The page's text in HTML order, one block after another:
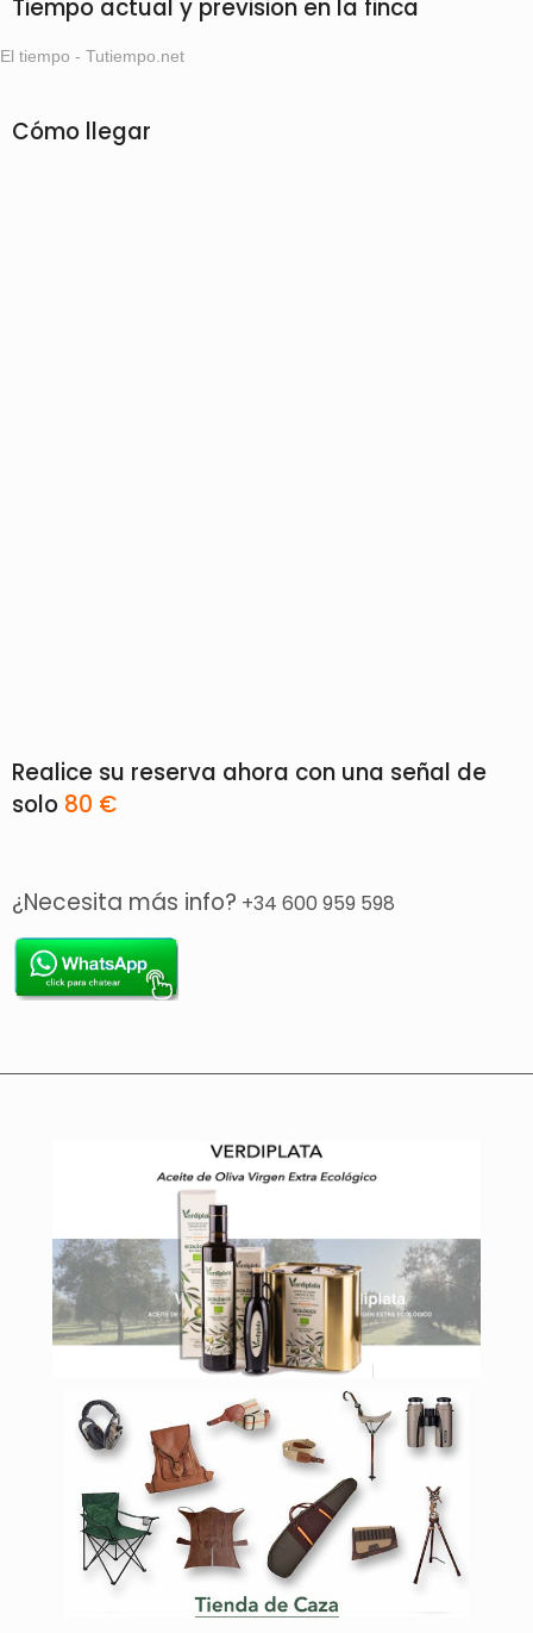
Tiempo actual y prevision en la finca
El tiempo - Tutiempo.net
Cómo llegar
Realice su reserva ahora con una señal de
solo 80 €
¿Necesita más info? +34 600 959 598